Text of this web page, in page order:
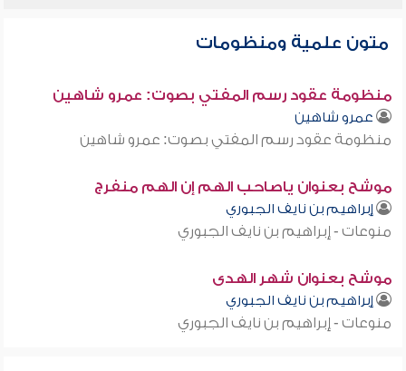
متون علمية ومنظومات
منظومة عقود رسم المفتي بصوت: عمرو شاهين
عمرو شاهين
منظومة عقود رسم المفتي بصوت: عمرو شاهين
موشح بعنوان ياصاحب الهم إن الهم منفرج
إبراهيم بن نايف الجبوري
منوعات - إبراهيم بن نايف الجبوري
موشح بعنوان شهر الهدى
إبراهيم بن نايف الجبوري
منوعات - إبراهيم بن نايف الجبوري